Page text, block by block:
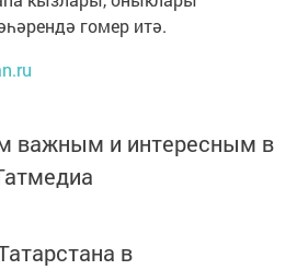
гомер итә.
важным и интересным в
в